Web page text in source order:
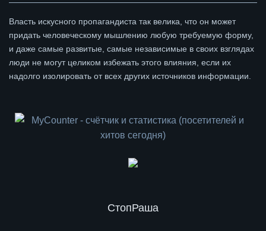
Власть искусного пропагандиста так велика, что он может
придать человеческому мышлению любую требуемую форму,
и даже самые развитые, самые независимые в своих взглядах
люди не могут целиком избежать этого влияния, если их
надолго изолировать от всех других источников информации.
СтопРаша